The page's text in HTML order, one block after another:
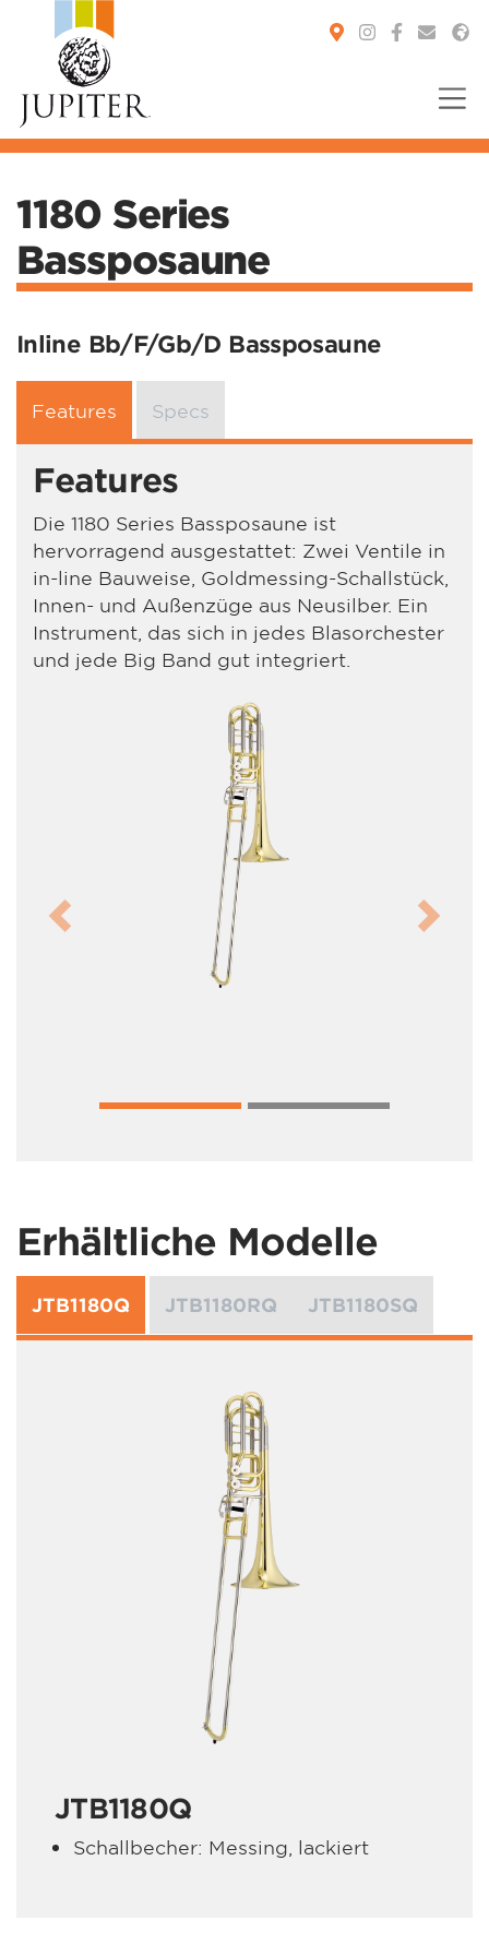
1180 Series
Bassposaune
Inline Bb/F/Gb/D Bassposaune
Features Specs
Features
Die 1180 Series Bassposaune ist
hervorragend ausgestattet: Zwei Ventile in
in-line Bauweise, Goldmessing-Schallstück,
Innen- und Außenzüge aus Neusilber. Ein
Instrument, das sich in jedes Blasorchester
und jede Big Band gut integriert.
Previous Next
Erhältliche Modelle
JTB1180Q JTB1180RQ JTB1180SQ
JTB1180Q
Schallbecher: Messing, lackiert